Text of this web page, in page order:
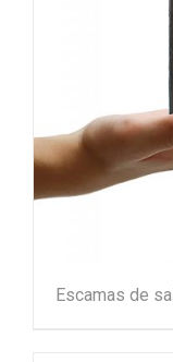
Escamas de sal